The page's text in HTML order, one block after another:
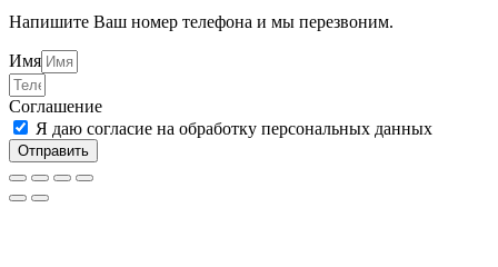
Напишите Ваш номер телефона и мы перезвоним.
Имя
Соглашение
Я даю согласие на обработку персональных данных
Отправить